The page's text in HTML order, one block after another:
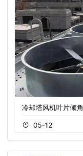
冷却塔风机叶片倾
05-12